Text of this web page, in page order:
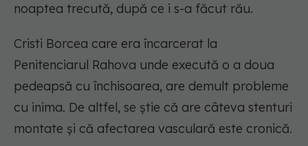
noaptea trecută, după ce i s-a făcut rău.
Cristi Borcea care era încarcerat la
Penitenciarul Rahova unde execută o a doua
pedeapsă cu închisoarea, are demult probleme
cu inima. De altfel, se știe că are câteva stenturi
montate și că afectarea vasculară este cronică.